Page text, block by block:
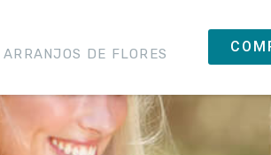
ARRANJOS DE FLORES